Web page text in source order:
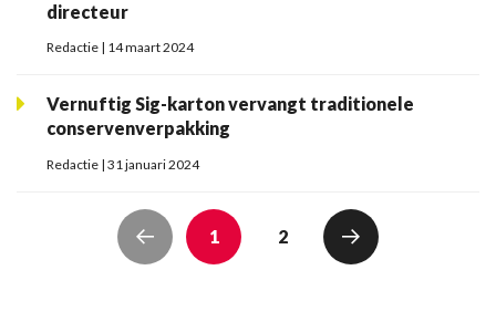
directeur
Redactie | 14 maart 2024
Vernuftig Sig-karton vervangt traditionele
conservenverpakking
Redactie | 31 januari 2024
1 2